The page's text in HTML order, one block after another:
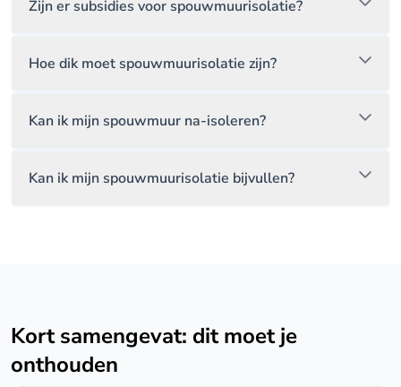
Zijn er subsidies voor spouwmuurisolatie?
Hoe dik moet spouwmuurisolatie zijn?
Kan ik mijn spouwmuur na-isoleren?
Kan ik mijn spouwmuurisolatie bijvullen?
Kort samengevat: dit moet je
onthouden